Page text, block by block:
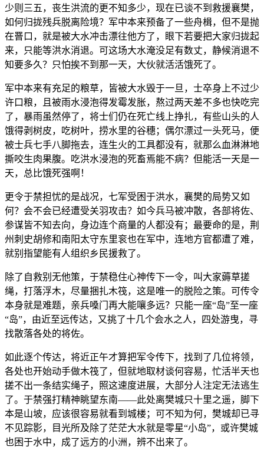
少则三五，丧生洪流的更不知多少，现在已谈不到救援襄樊，
如何归拢残兵脱离险境？军中本来预备了一些舟楫，但不是抛
在罾口，就是被大水冲击漂往他方了，眼下若要把大家归拢起
来，只能等洪水消退。可这场大水淹没足有数丈，静候消退不
知要多久？只怕挨不到那一天，大伙就活活饿死了。
军中本来有充足的粮草，皆被大水毁于一旦，士卒身上不过少
许口粮，且被雨水浸泡得发霉发胀，熬过两天差不多也快吃完
了，暴雨虽然停了，将士们仍在死亡线上挣扎，有些山头的人
饿得剥树皮，吃树叶，捞水里的谷穗；偶尔漂过一头死马，便
被士兵七手八脚拖去，连生火的工具都没有，就那么血淋淋地
撕咬生肉果腹。吃洪水浸泡的死畜焉能不病？但能活一天是一
天，总比饿死强啊！
更令于禁担忧的是战况，七军受困于洪水，襄樊的局势又如
何？会不会已经遭受关羽攻击？如今兵马被冲散，各部将佐、
参谋皆不知去向，身边连个商量的人都没有；最要命的是，荆
州刺史胡修和南阳太守东里衮也在军中，连地方官都遭了难，
就别指望能有人组织乡民援救了。
除了自救别无他策，于禁稳住心神传下一令，叫大家薅草搓
绳，打落浮木，尽量捆扎木筏，这是唯一的脱险之策。可传令
本身就是难题，亲兵嗓门再大能嚷多远？只能一座“岛”至一座
“岛”，由近至远传达，又挑了十几个会水之人，四处游曳，寻
找散落各处的将佐。
如此逐个传达，将近正午才算把军令传下，找到了几位将领，
各处也开始动手做木筏了，但就地取材谈何容易，忙活半天也
搓不出一条结实绳子，照这速度进展，大部分人注定无法逃生
了。于禁强打精神眺望东南——此处离樊城只十里之遥，脚下
本是山坡，应该很容易就看到城楼；可不知为何，樊城却已寻
不见踪影，目光所及除了茫茫大水就是零星“小岛”，或许樊城
也困于水中，成了远方的小洲，辨不出来了。